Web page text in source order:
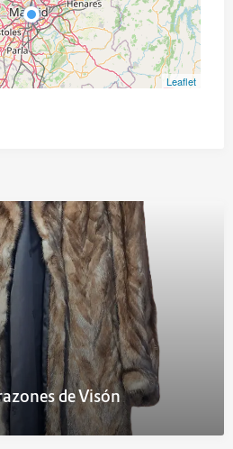
Leaflet
de Visón